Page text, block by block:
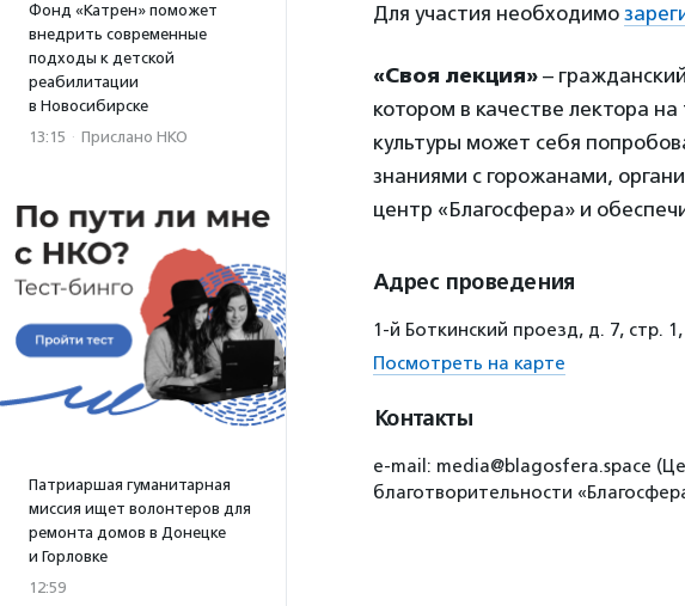
Фонд «Катрен» поможет
внедрить современные
подходы к детской
реабилитации
в Новосибирске
13:15 · Прислано НКО
Патриаршая гуманитарная
миссия ищет волонтеров для
ремонта домов в Донецке
и Горловке
12:59
Для участия необходимо
«Своя лекция» –
котором в качестве лектора
культуры может себя
знаниями с горожанами,
центр «Благосфера» и
Адрес проведения
1-й Боткинский проезд, д. 7, стр.
Посмотреть на карте
Контакты
e-mail: media@blagosfera.space
благотворительности